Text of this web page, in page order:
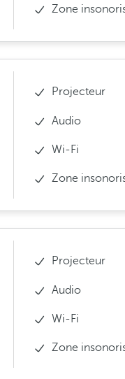
Zone
Projecteur
Audio
Wi-Fi
Zone
Projecteur
Audio
Wi-Fi
Zone